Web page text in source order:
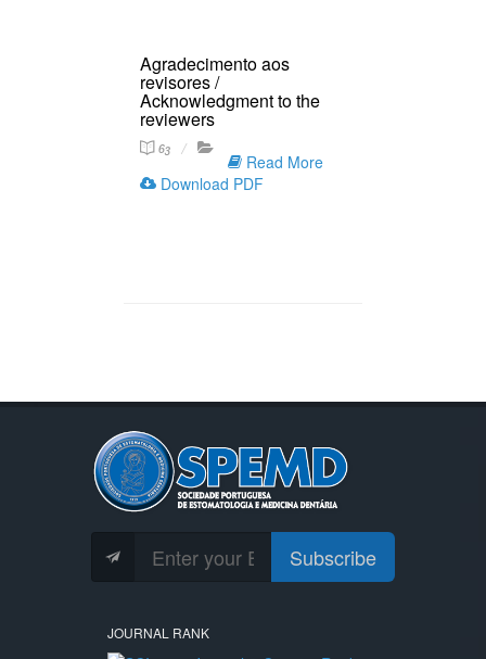
Agradecimento aos
revisores /
Acknowledgment to the
reviewers
63
Read More
Download PDF
Subscribe
JOURNAL RANK